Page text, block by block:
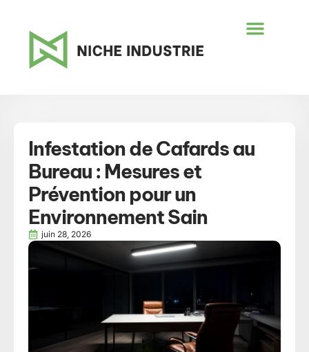
Infestation de Cafards au
Bureau : Mesures et
Prévention pour un
Environnement Sain
juin 28, 2026